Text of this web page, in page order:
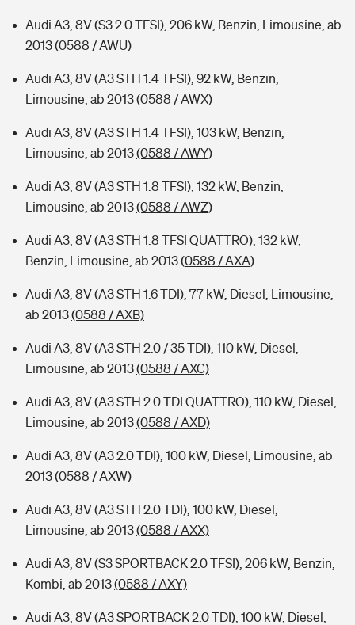
Audi A3, 8V (S3 2.0 TFSI), 206 kW, Benzin, Limousine, ab
2013(0588 / AWU)
Audi A3, 8V (A3 STH 1.4 TFSI), 92 kW, Benzin,
Limousine, ab 2013(0588 / AWX)
Audi A3, 8V (A3 STH 1.4 TFSI), 103 kW, Benzin,
Limousine, ab 2013(0588 / AWY)
Audi A3, 8V (A3 STH 1.8 TFSI), 132 kW, Benzin,
Limousine, ab 2013(0588 / AWZ)
Audi A3, 8V (A3 STH 1.8 TFSI QUATTRO), 132 kW,
Benzin, Limousine, ab 2013(0588 / AXA)
Audi A3, 8V (A3 STH 1.6 TDI), 77 kW, Diesel, Limousine,
ab 2013(0588 / AXB)
Audi A3, 8V (A3 STH 2.0 / 35 TDI), 110 kW, Diesel,
Limousine, ab 2013(0588 / AXC)
Audi A3, 8V (A3 STH 2.0 TDI QUATTRO), 110 kW, Diesel,
Limousine, ab 2013(0588 / AXD)
Audi A3, 8V (A3 2.0 TDI), 100 kW, Diesel, Limousine, ab
2013(0588 / AXW)
Audi A3, 8V (A3 STH 2.0 TDI), 100 kW, Diesel,
Limousine, ab 2013(0588 / AXX)
Audi A3, 8V (S3 SPORTBACK 2.0 TFSI), 206 kW, Benzin,
Kombi, ab 2013(0588 / AXY)
Audi A3, 8V (A3 SPORTBACK 2.0 TDI), 100 kW, Diesel,